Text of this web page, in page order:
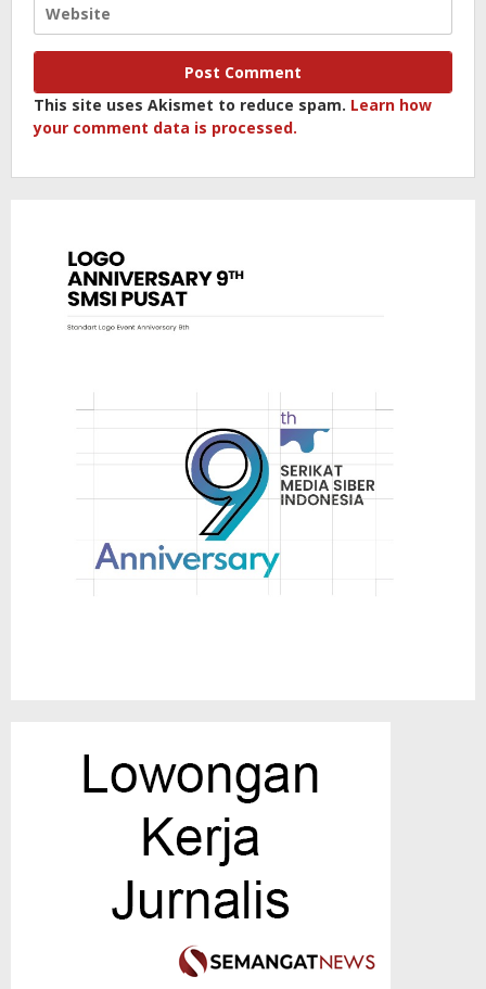
This site uses Akismet to reduce spam. Learn how
your comment data is processed.